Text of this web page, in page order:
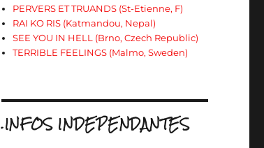
PERVERS ET TRUANDS (St-Etienne, F)
RAI KO RIS (Katmandou, Nepal)
SEE YOU IN HELL (Brno, Czech Republic)
TERRIBLE FEELINGS (Malmo, Sweden)
.INFOS INDEPENDANTES